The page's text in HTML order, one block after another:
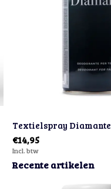
Textielspray Diamante
€14,95
Incl. btw
Recente artikelen